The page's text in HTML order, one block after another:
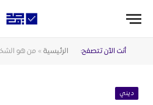
أنت الآن تتصفح: الرئيسية » من هو الشخص
ديني